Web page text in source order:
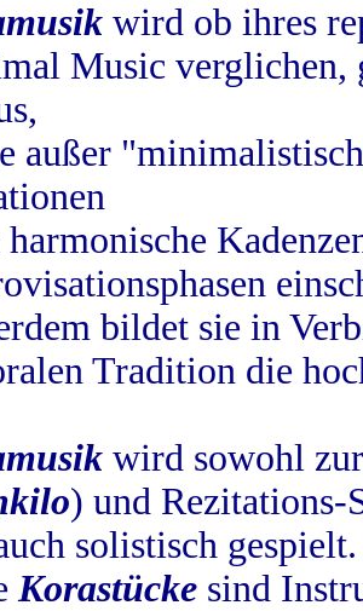
wird ob ihres
Music verglichen,
außer
harmonische
bildet sie in
Tradition die
wird sowohl
) und Rezitations-
solistisch gespielt.
Korastücke sind